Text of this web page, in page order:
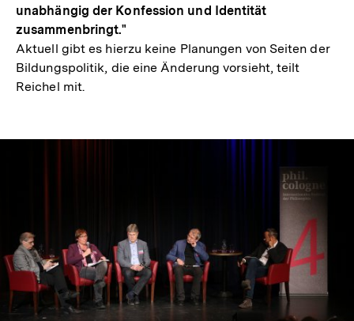
unabhängig der Konfession und Identität
zusammenbringt."
Aktuell gibt es hierzu keine Planungen von Seiten der
Bildungspolitik, die eine Änderung vorsieht, teilt
Reichel mit.
In
Lightbox
öffnen